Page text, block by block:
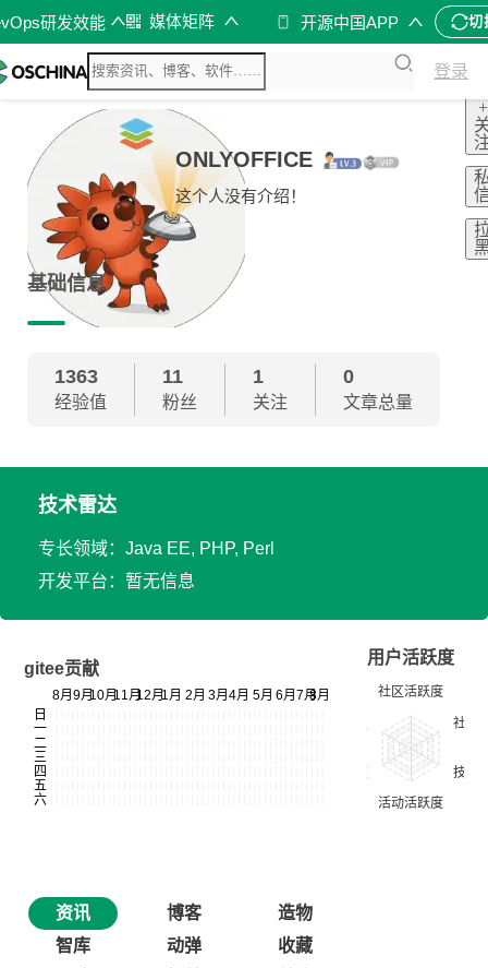
研发效能 媒体矩阵 开源中国APP 切
登录
ONLYOFFICE
这个人没有介绍！
+
基础信息
1363
经验值
11
粉丝
1
关注
0
文章总量
技术雷达
专长领域：Java EE, PHP, Perl
开发平台：暂无信息
gitee贡献
用户活跃度
资讯 博客
造物
智库
动弹
收藏